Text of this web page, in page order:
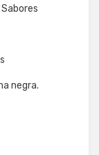
negra.